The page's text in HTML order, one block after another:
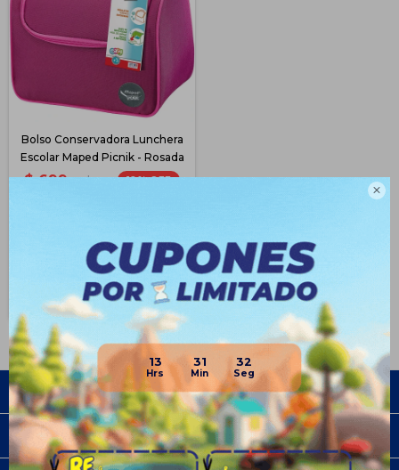

13 31 32
Bolso Conservadora Lunchera
Escolar Maped Picnik - Rosada
$ 699 $ 799 12
$ 594
$ 629
Disponible PickUp
Disponible Envío
Empresa
Compra